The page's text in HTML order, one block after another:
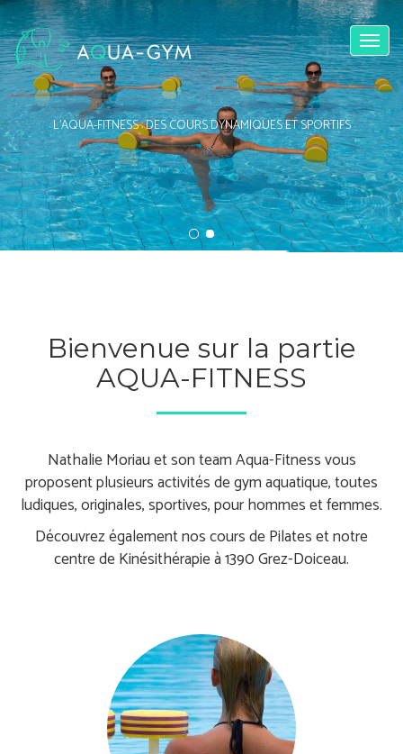
L'AQUA-FITNESS : DES COURS DYNAMIQUES ET SPORTIFS
Bienvenue sur la partie
AQUA-FITNESS
Nathalie Moriau et son team Aqua-Fitness vous
proposent plusieurs activités de gym aquatique, toutes
ludiques, originales, sportives, pour hommes et femmes.
Découvrez également nos cours de Pilates et notre
centre de Kinésithérapie à 1390 Grez-Doiceau.